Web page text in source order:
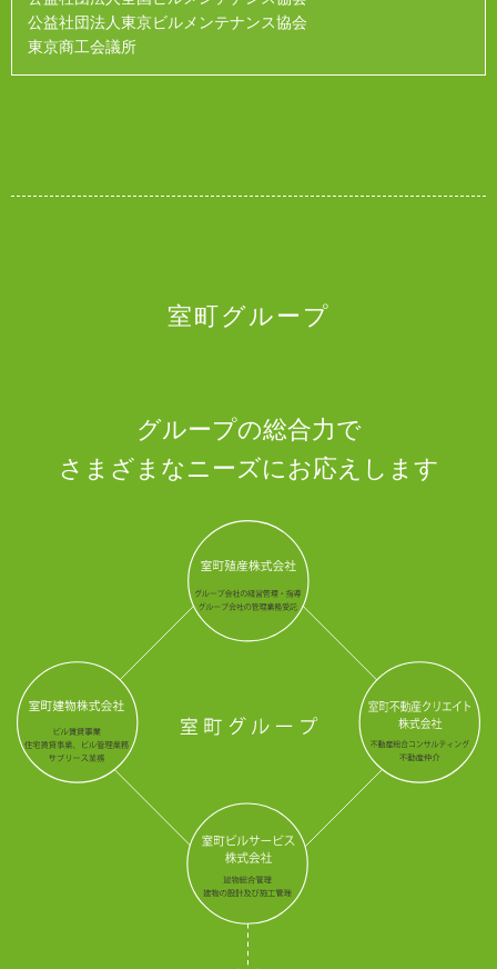
公益社団法人東京ビルメンテナンス協会
東京商工会議所
室町グループ
グループの総合力で
さまざまなニーズにお応えします